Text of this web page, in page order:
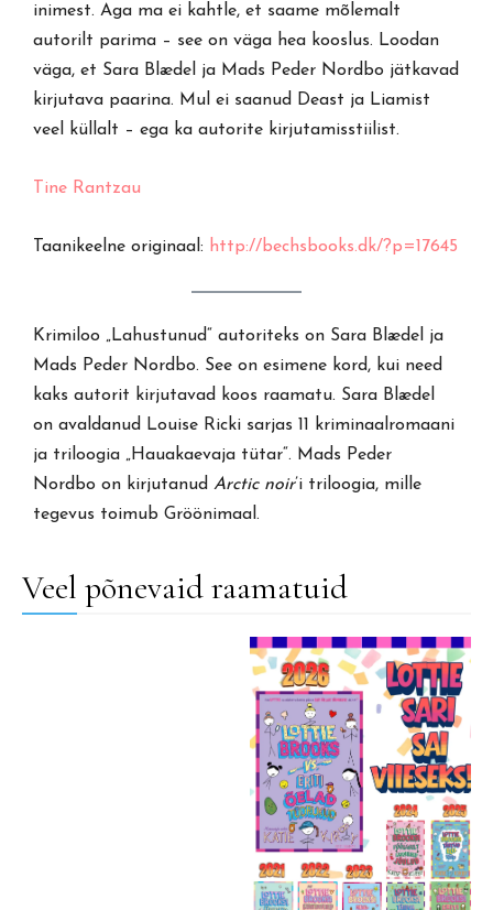
inimest. Aga ma ei kahtle, et saame mõlemalt
autorilt parima – see on väga hea kooslus. Loodan
väga, et Sara Blædel ja Mads Peder Nordbo jätkavad
kirjutava paarina. Mul ei saanud Deast ja Liamist
veel küllalt – ega ka autorite kirjutamisstiilist.
Tine Rantzau
Taanikeelne originaal: http://bechsbooks.dk/?p=17645
Krimiloo „Lahustunud“ autoriteks on Sara Blædel ja
Mads Peder Nordbo. See on esimene kord, kui need
kaks autorit kirjutavad koos raamatu. Sara Blædel
on avaldanud Louise Ricki sarjas 11 kriminaalromaani
ja triloogia „Hauakaevaja tütar“. Mads Peder
Nordbo on kirjutanudArctic noir’i triloogia, mille
tegevus toimub Gröönimaal.
Veel põnevaid raamatuid